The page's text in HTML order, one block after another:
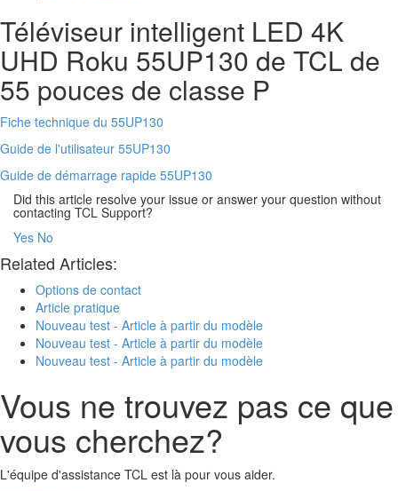
Téléviseur intelligent LED 4K
UHD Roku 55UP130 de TCL de
55 pouces de classe P
Fiche technique du 55UP130
Guide de l'utilisateur 55UP130
Guide de démarrage rapide 55UP130
Did this article resolve your issue or answer your question without
contacting TCL Support?
Yes No
Related Articles:
Options de contact
Article pratique
Nouveau test - Article à partir du modèle
Nouveau test - Article à partir du modèle
Nouveau test - Article à partir du modèle
Vous ne trouvez pas ce que
vous cherchez?
L'équipe d'assistance TCL est là pour vous aider.